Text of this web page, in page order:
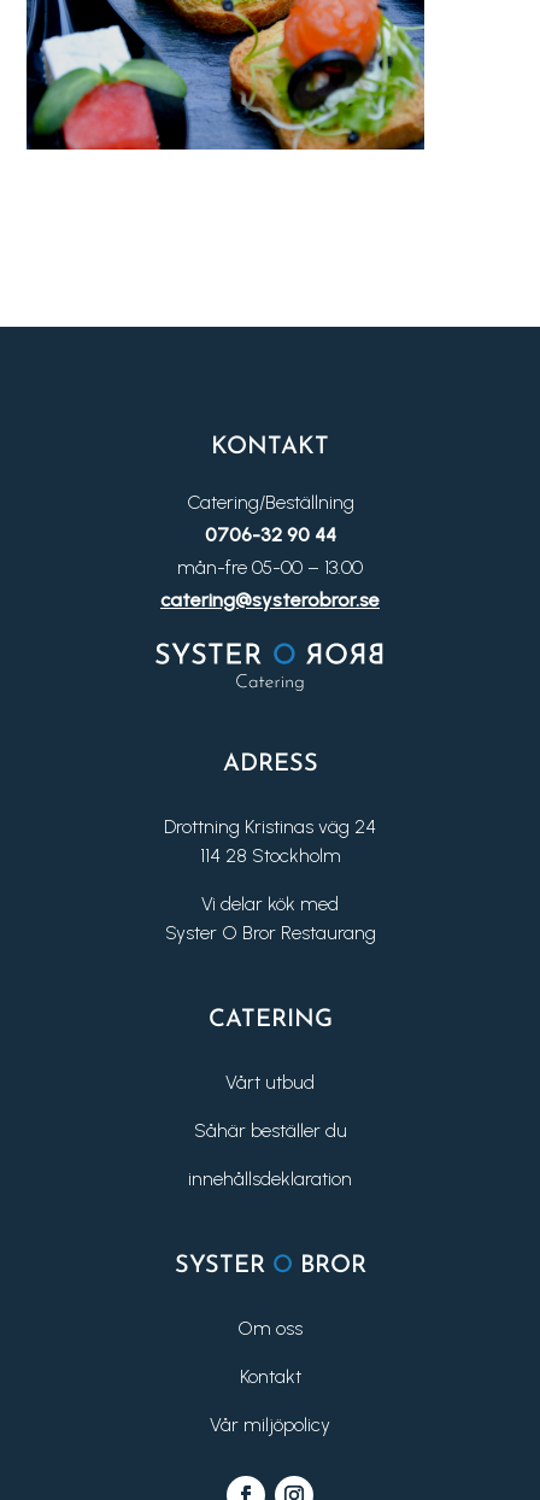
KONTAKT
Catering/Beställning
0706-32 90 44
mån-fre 05-00 – 13.00
catering@systerobror.se
ADRESS
Drottning Kristinas väg 24
114 28 Stockholm
Vi delar kök med
Syster O Bror Restaurang
CATERING
Vårt utbud
Såhär beställer du
innehållsdeklaration
SYSTER O BROR
Om oss
Kontakt
Vår miljöpolicy